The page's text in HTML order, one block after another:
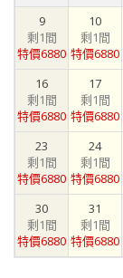
9
剩1間
特價6880
10
剩1間
特價6880
16
剩1間
特價6880
17
剩1間
特價6880
23
剩1間
特價6880
24
剩1間
特價6880
30
剩1間
特價6880
31
剩1間
特價6880